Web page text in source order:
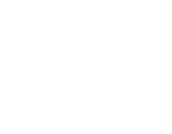
1UQM3R 220V